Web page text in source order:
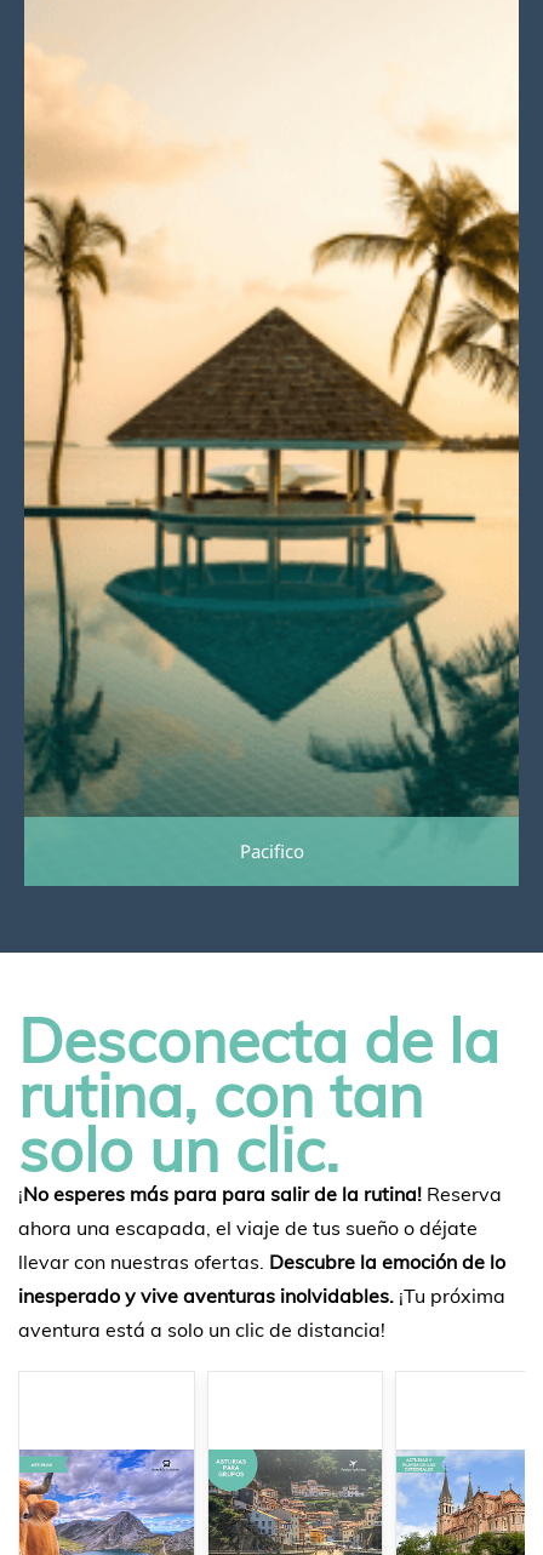
Pacifico
Desconecta de la
rutina, con tan
solo un clic.
¡No esperes más para para salir de la rutina! Reserva
ahora una escapada, el viaje de tus sueño o déjate
llevar con nuestras ofertas. Descubre la emoción de lo
inesperado y vive aventuras inolvidables. ¡Tu próxima
aventura está a solo un clic de distancia!